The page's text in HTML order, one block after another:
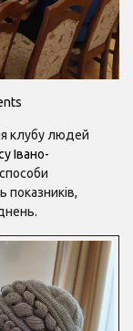
клубу людей
Івано-
показників,